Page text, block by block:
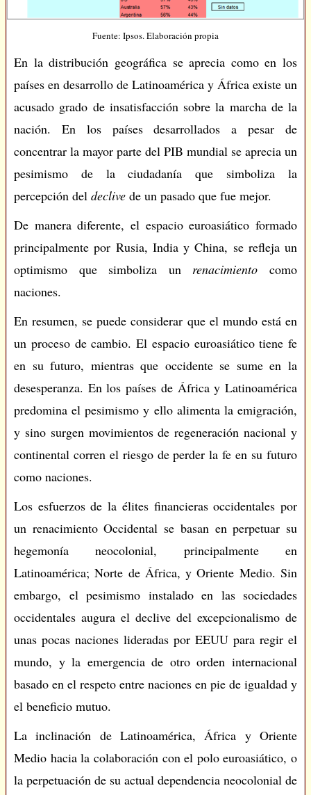
Fuente: Ipsos. Elaboración propia
En la distribución geográfica se aprecia como en los
países en desarrollo de Latinoamérica y África existe un
acusado grado de insatisfacción sobre la marcha de la
nación. En los países desarrollados a pesar de
concentrar la mayor parte del PIB mundial se aprecia un
pesimismo de la ciudadanía que simboliza la
percepción del declive de un pasado que fue mejor.
De manera diferente, el espacio euroasiático formado
principalmente por Rusia, India y China, se refleja un
optimismo que simboliza un renacimiento como
naciones.
En resumen, se puede considerar que el mundo está en
un proceso de cambio. El espacio euroasiático tiene fe
en su futuro, mientras que occidente se sume en la
desesperanza. En los países de África y Latinoamérica
predomina el pesimismo y ello alimenta la emigración,
y sino surgen movimientos de regeneración nacional y
continental corren el riesgo de perder la fe en su futuro
como naciones.
Los esfuerzos de la élites financieras occidentales por
un renacimiento Occidental se basan en perpetuar su
hegemonía neocolonial, principalmente en
Latinoamérica; Norte de África, y Oriente Medio. Sin
embargo, el pesimismo instalado en las sociedades
occidentales augura el declive del excepcionalismo de
unas pocas naciones lideradas por EEUU para regir el
mundo, y la emergencia de otro orden internacional
basado en el respeto entre naciones en pie de igualdad y
el beneficio mutuo.
La inclinación de Latinoamérica, África y Oriente
Medio hacia la colaboración con el polo euroasiático, o
la perpetuación de su actual dependencia neocolonial de